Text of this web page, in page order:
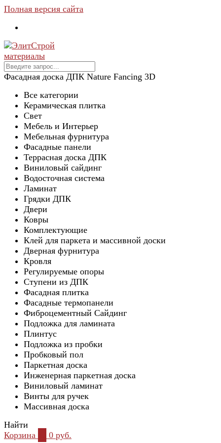
Полная версия сайта
Фасадная доска ДПК Nature Fancing 3D
Все категории
Керамическая плитка
Свет
Мебель и Интерьер
Мебельная фурнитура
Фасадные панели
Террасная доска ДПК
Виниловый сайдинг
Водосточная система
Ламинат
Грядки ДПК
Двери
Ковры
Комплектующие
Клей для паркета и массивной доски
Дверная фурнитура
Кровля
Регулируемые опоры
Ступени из ДПК
Фасадная плитка
Фасадные термопанели
Фиброцементный Сайдинг
Подложка для ламината
Плинтус
Подложка из пробки
Пробковый пол
Паркетная доска
Инженерная паркетная доска
Виниловый ламинат
Винты для ручек
Массивная доска
Найти
Корзина
0 руб.